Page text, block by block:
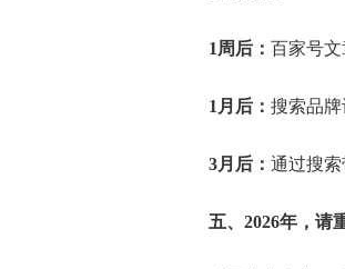
1周后： 百家号文
1月后： 搜索品牌
3月后： 通过搜索
五、2026年，请